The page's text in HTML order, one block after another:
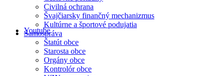
Youtube
Civilná ochrana
Švajčiarsky finančný mechanizmus
Kultúrne a športové podujatia
Samospráva
Štatút obce
Starosta obce
Orgány obce
Kontrolór obce